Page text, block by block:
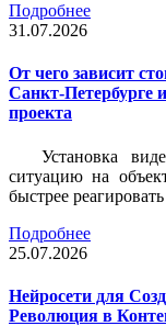
Подробнее
31.07.2026
От чего зависит
Санкт-Петербурге
проекта
Установка
ситуацию на
быстрее
Подробнее
25.07.2026
Нейросети для
Революция в